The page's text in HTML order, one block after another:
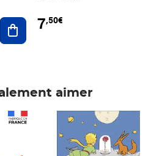
Ajouter au panier
7,50€
aimer
Prix 7,50€